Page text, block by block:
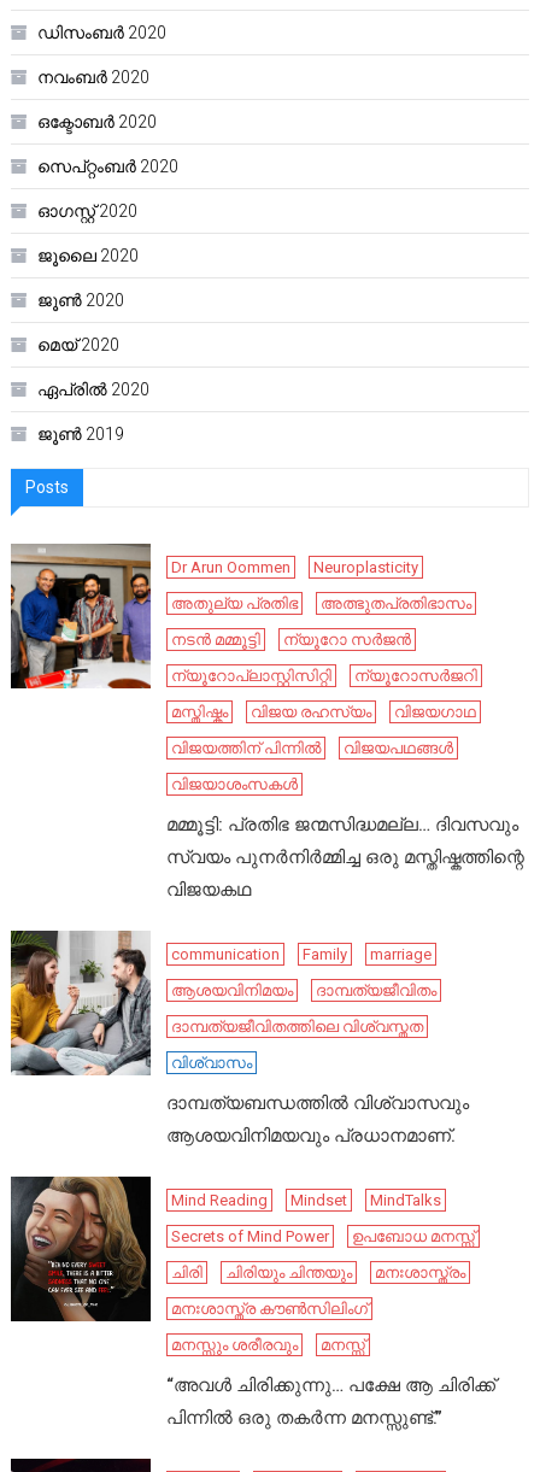
ഡിസംബർ 2020
നവംബർ 2020
ഒക്ടോബർ 2020
സെപ്റ്റംബർ 2020
ഓഗസ്റ്റ്‌ 2020
ജൂലൈ 2020
ജൂൺ 2020
മെയ്‌ 2020
ഏപ്രിൽ 2020
ജൂൺ 2019
Posts
Dr Arun Oommen
Neuroplasticity
അതുല്യ പ്രതിഭ
അത്ഭുതപ്രതിഭാസം
നടൻ മമ്മൂട്ടി
ന്യൂറോ സർജൻ
ന്യൂറോപ്ലാസ്റ്റിസിറ്റി
ന്യൂറോസർജറി
മസ്തിഷ്കം
വിജയ രഹസ്യം
വിജയഗാഥ
വിജയത്തിന് പിന്നിൽ
വിജയപഥങ്ങൾ
വിജയാശംസകൾ
മമ്മൂട്ടി: പ്രതിഭ ജന്മസിദ്ധമല്ല… ദിവസവും
സ്വയം പുനർനിർമ്മിച്ച ഒരു മസ്തിഷ്കത്തിന്റെ
വിജയകഥ
communication Family
marriage
ആശയവിനിമയം
ദാമ്പത്യജീവിതം
ദാമ്പത്യജീവിതത്തിലെ വിശ്വസ്തത
വിശ്വാസം
ദാമ്പത്യബന്ധത്തിൽ വിശ്വാസവും
ആശയവിനിമയവും പ്രധാനമാണ്.
Mind Reading Mindset
MindTalks
Secrets of Mind Power
ഉപബോധ മനസ്സ്
ചിരി
ചിരിയും ചിന്തയും
മനഃശാസ്ത്രം
മനഃശാസ്ത്ര കൗൺസിലിംഗ്
മനസ്സും ശരീരവും
മനസ്സ്
“അവൾ ചിരിക്കുന്നു… പക്ഷേ ആ ചിരിക്ക്
പിന്നിൽ ഒരു തകർന്ന മനസ്സുണ്ട്.”